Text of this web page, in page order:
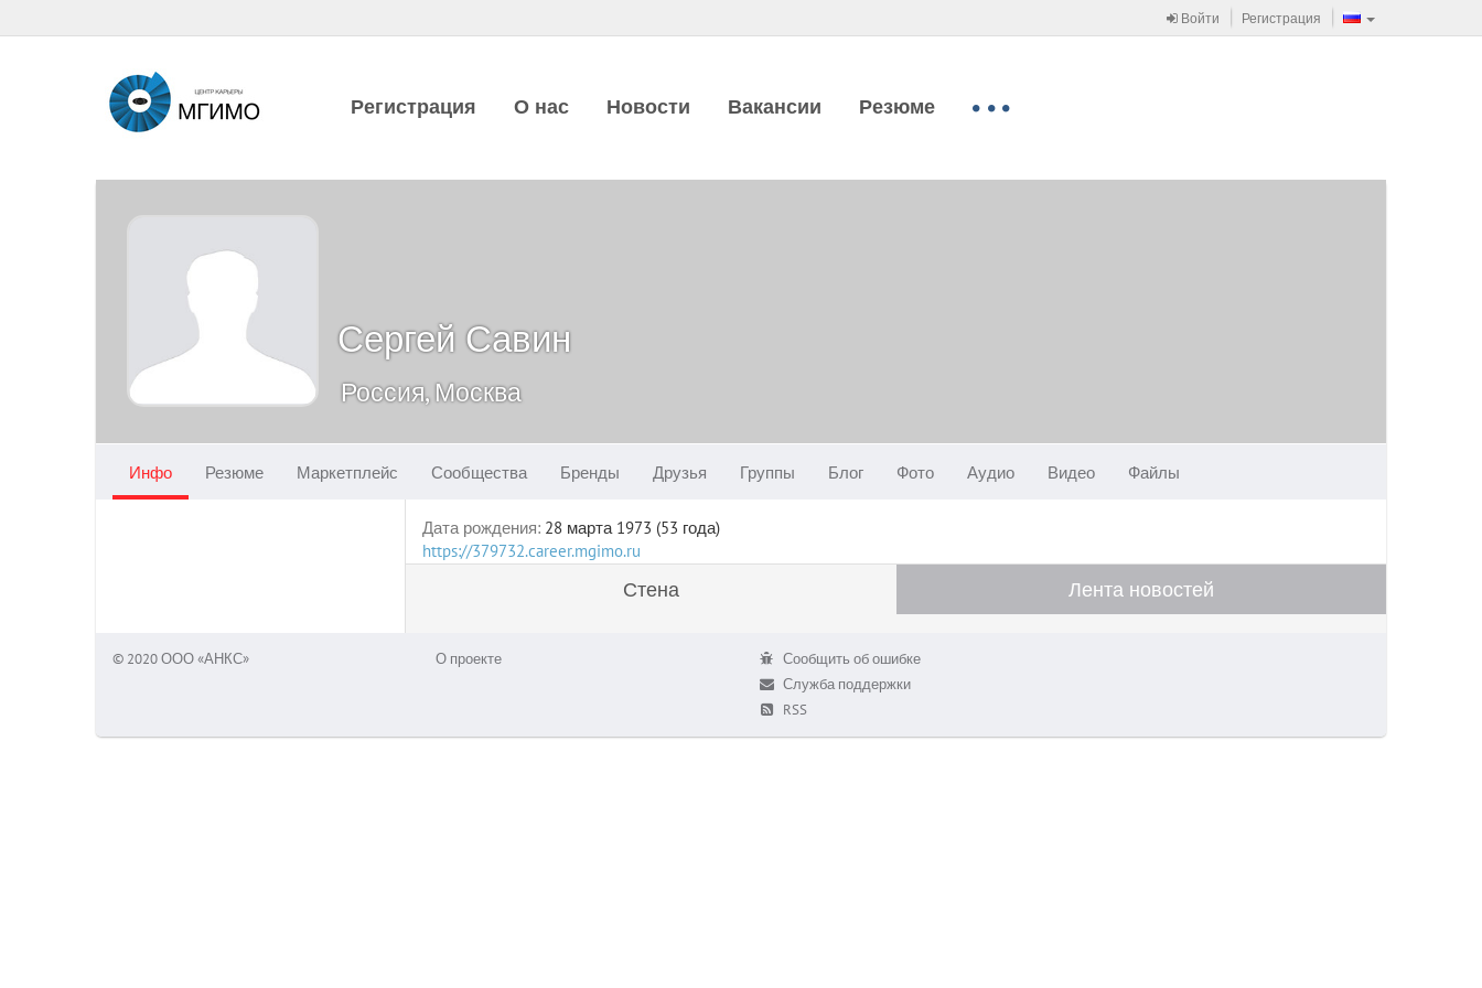
Войти Регистрация
Регистрация О нас Новости Вакансии Резюме
Сергей Савин
Россия, Москва
Инфо Резюме Маркетплейс Сообщества Бренды Друзья Группы Блог Фото Аудио Видео Файлы
Дата рождения: 28 марта 1973 (53 года)
https://379732.career.mgimo.ru
Стена Лента новостей
© 2020 ООО «АНКС» О проекте
Сообщить об ошибке
Служба поддержки
RSS